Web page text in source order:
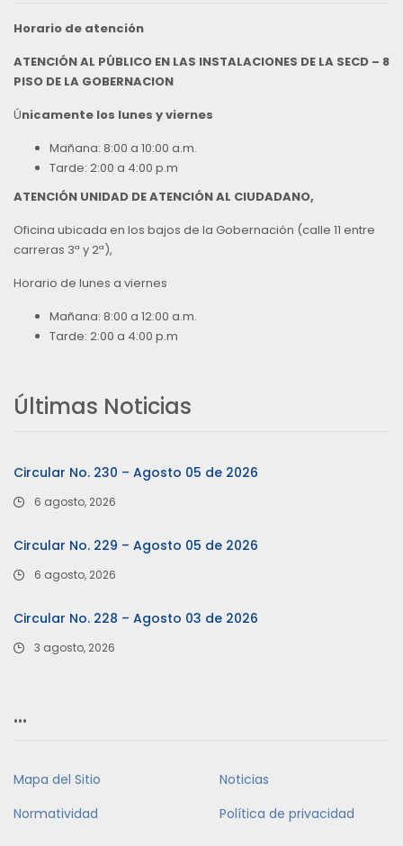
Horario de atención
ATENCIÓN AL PÚBLICO EN LAS INSTALACIONES DE LA SECD – 8
PISO DE LA GOBERNACION
Únicamente los lunes y viernes
Mañana: 8:00 a 10:00 a.m.
Tarde: 2:00 a 4:00 p.m
ATENCIÓN UNIDAD DE ATENCIÓN AL CIUDADANO,
Oficina ubicada en los bajos de la Gobernación (calle 11 entre
carreras 3ª y 2ª),
Horario de lunes a viernes
Mañana: 8:00 a 12:00 a.m.
Tarde: 2:00 a 4:00 p.m
Últimas Noticias
Circular No. 230 – Agosto 05 de 2026
6 agosto, 2026
Circular No. 229 – Agosto 05 de 2026
6 agosto, 2026
Circular No. 228 – Agosto 03 de 2026
3 agosto, 2026
…
Mapa del Sitio
Noticias
Normatividad
Política de privacidad